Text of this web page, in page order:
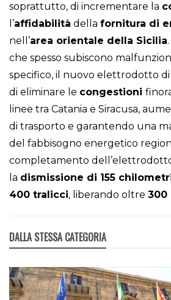
soprattutto, di incrementare la
l’affidabilità della fornitura di
nell’area orientale della Sicilia
che spesso subiscono
specifico, il nuovo elettrodotto di
di eliminare le congestioni
linee tra Catania e Siracusa,
di trasporto e garantendo una
del fabbisogno energetico
completamento
la dismissione di 155
400 tralicci, liberando oltre 300
DALLA STESSA CATEGORIA